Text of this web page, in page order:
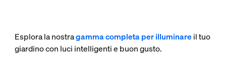
Esplora la nostragamma completa per illuminareil tuo
giardino con luci intelligenti e buon gusto.